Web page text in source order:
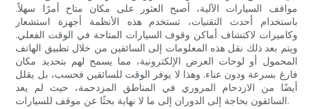
مواقف السيارات الآلية، أصبح العثور على مكان متاح أمرًا سهلاً.
باستخدام أحدث التقنيات، تستخدم هذه الأنظمة أجهزة استشعار
وكاميرات لاكتشاف أماكن وقوف السيارات المتاحة في الوقت الفعلي.
ويتم بعد ذلك نقل هذه المعلومات إلى السائقين من خلال تطبيق الهاتف
المحمول أو لوحات العرض الإلكترونية، مما يسمح لهم بتحديد مكان
فارغ بسرعة ودون عناء. وهذا لا يوفر الوقت للسائقين فحسب، بل يقلل
أيضًا من الازدحام المروري في المناطق المزدحمة، حيث لم يعد
السائقون بحاجة إلى الدوران إلى ما لا نهاية بحثًا عن موقف للسيارات.